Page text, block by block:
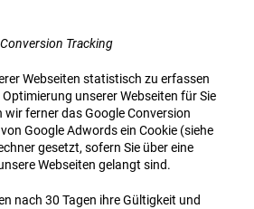
Tracking
Webseiten statistisch zu erfassen
unserer Webseiten für Sie
ferner das Google Conversion
Google Adwords ein Cookie (siehe
gesetzt, sofern Sie über eine
Webseiten gelangt sind.
nach 30 Tagen ihre Gültigkeit und